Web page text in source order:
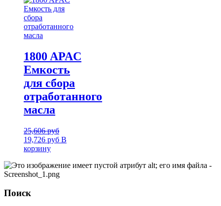
1800 APAC
Емкость
для сбора
отработанного
масла
25,606руб
19,726 руб В
корзину
Поиск